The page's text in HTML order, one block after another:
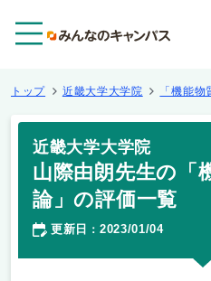
トップ 近畿大学大学院 「機能
近畿大学大学院
山際由朗先生の「
論」の評価一覧
更新日 ： 2023/01/04